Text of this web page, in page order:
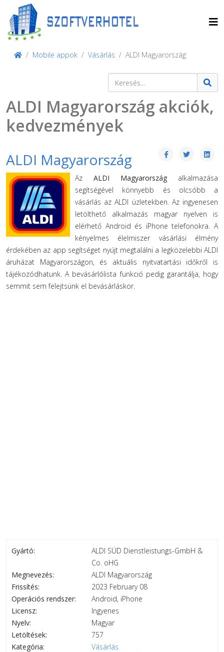
Mobile appok Vásárlás ALDI Magyarország
Keresés
ALDI Magyarország akciók,
kedvezmények
ALDI Magyarország
Az ALDI Magyarország alkalmazása
segítségével könnyebb és olcsóbb a
vásárlás az ALDI üzletekben. Az ingyenesen
letölthető alkalmazás magyar nyelven is
elérhető Android és iPhone telefonokra. A
kényelmes élelmiszer vásárlási élmény
érdekében az app segítséget nyújt megtalálni a legközelebbi ALDI
áruházat Magyarországon, és aktuális nyitvatartási időkről is
tájékozódhatunk. A bevásárlólista funkció pedig garantálja, hogy
semmit sem felejtsünk el bevásárláskor.
Gyártó:
ALDI SÜD Dienstleistungs-GmbH &
Co. oHG
Megnevezés:
ALDI Magyarország
Frissítés:
2023 February 08
Operációs rendszer:
Android, iPhone
Licensz:
Ingyenes
Nyelv:
Magyar
Letöltések:
757
Kategória:
Vásárlás